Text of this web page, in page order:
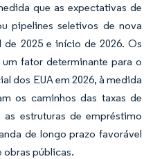
que as expectativas de
pipelines seletivos de nova
2025 e início de 2026. Os
fator determinante para o
dos EUA em 2026, à medida
os caminhos das taxas de
estruturas de empréstimo
de longo prazo favorável
obras públicas.